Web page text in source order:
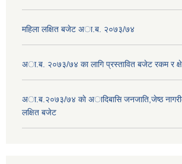
महिला लक्षित बजेट अा.ब. २०७३/७४
अा.ब. २०७३/७४ का लागि प्रस्तावित बजेट रकम र
अा.ब.२०७३/७४ काे अादिबासि जनजाति,जेष्ठ
लक्षित बजेट